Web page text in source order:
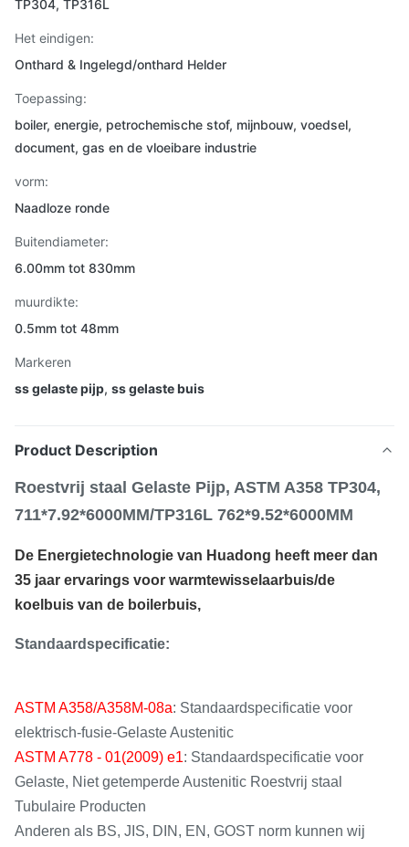
TP304, TP316L
Het eindigen:
Onthard & Ingelegd/onthard Helder
Toepassing:
boiler, energie, petrochemische stof, mijnbouw, voedsel,
document, gas en de vloeibare industrie
vorm:
Naadloze ronde
Buitendiameter:
6.00mm tot 830mm
muurdikte:
0.5mm tot 48mm
Markeren
ss gelaste pijp, ss gelaste buis
Product Description
Roestvrij staal Gelaste Pijp, ASTM A358 TP304,
711*7.92*6000MM/TP316L 762*9.52*6000MM
De Energietechnologie van Huadong heeft meer dan
35 jaar ervarings voor warmtewisselaarbuis/de
koelbuis van de boilerbuis,
Standaardspecificatie:
ASTM A358/A358M-08a: Standaardspecificatie voor
elektrisch-fusie-Gelaste Austenitic
ASTM A778 - 01(2009) e1: Standaardspecificatie voor
Gelaste, Niet getemperde Austenitic Roestvrij staal
Tubulaire Producten
Anderen als BS, JIS, DIN, EN, GOST norm kunnen wij